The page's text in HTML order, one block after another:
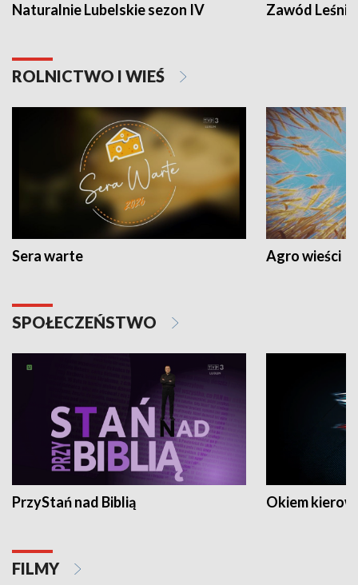
Naturalnie Lubelskie sezon IV Zawód Leśnik
ROLNICTWO I WIEŚ
Sera warte Agro wieści
SPOŁECZEŃSTWO
PrzyStań nad Biblią Okiem
FILMY